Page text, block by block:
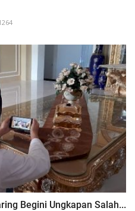
Begini Ungkapan Salah...